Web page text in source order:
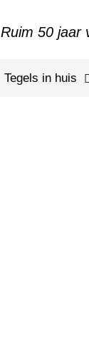
Ruim 50 jaar
Tegels in huis